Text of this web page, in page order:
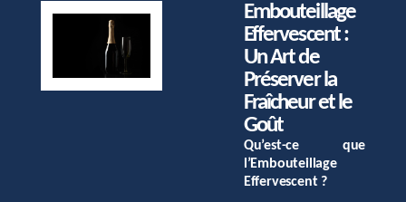
Embouteillage
Effervescent :
Un Art de
Préserver la
Fraîcheur et le
Goût
Qu’est-ce que
l’Embouteillage
Effervescent ?